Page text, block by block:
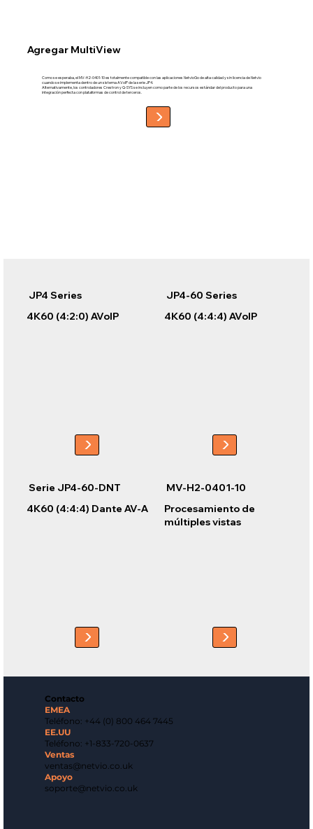
Agregar MultiView
Como se esperaba, el MV-H2-0401-10 es totalmente compatible con las aplicaciones NetvioGo de alta calidad y sin licencia de Netvio
cuando se implementa dentro de un sistema AVoIP de la serie JP4.
Alternativamente, los controladores Crestron y Q-SYS se incluyen como parte de los recursos estándar del producto para una
integración perfecta con plataformas de control de terceros.
JP4 Series
4K60 (4:2:0) AVoIP
JP4-60 Series
4K60 (4:4:4) AVoIP
Serie JP4-60-DNT
4K60 (4:4:4) Dante AV-A
MV-H2-0401-10
Procesamiento de
múltiples vistas
Contacto
EMEA
Teléfono: +44 (0) 800 464 7445
EE.UU
Teléfono: +1-833-720-0637
Ventas
ventas@netvio.co.uk
Apoyo
soporte@netvio.co.uk